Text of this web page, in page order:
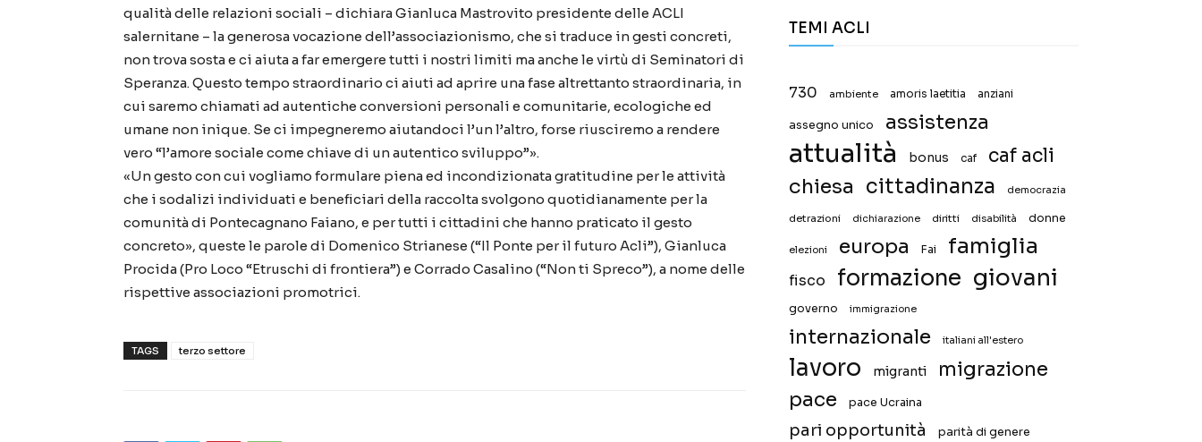
qualità delle relazioni sociali – dichiara Gianluca Mastrovito presidente delle ACLI
salernitane – la generosa vocazione dell’associazionismo, che si traduce in gesti concreti,
non trova sosta e ci aiuta a far emergere tutti i nostri limiti ma anche le virtù di Seminatori di
Speranza. Questo tempo straordinario ci aiuti ad aprire una fase altrettanto straordinaria, in
cui saremo chiamati ad autentiche conversioni personali e comunitarie, ecologiche ed
umane non inique. Se ci impegneremo aiutandoci l’un l’altro, forse riusciremo a rendere
vero “l’amore sociale come chiave di un autentico sviluppo”».
«Un gesto con cui vogliamo formulare piena ed incondizionata gratitudine per le attività
che i sodalizi individuati e beneficiari della raccolta svolgono quotidianamente per la
comunità di Pontecagnano Faiano, e per tutti i cittadini che hanno praticato il gesto
concreto», queste le parole di Domenico Strianese (“Il Ponte per il futuro Acli”), Gianluca
Procida (Pro Loco “Etruschi di frontiera”) e Corrado Casalino (“Non ti Spreco”), a nome delle
rispettive associazioni promotrici.
TAGS terzo settore
TEMI ACLI
730 ambiente amoris laetitia anziani
assegno unico assistenza
attualità bonus caf caf acli
chiesa cittadinanza democrazia
detrazioni dichiarazione diritti disabilità donne
elezioni europa Fai famiglia
fisco formazione giovani
governo immigrazione
internazionale italiani all'estero
lavoro migranti
migrazione
pace
pace Ucraina
pari opportunità parità di genere